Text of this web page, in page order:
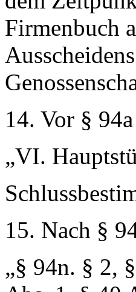
Firmenbuch
14. Vor §
„VI.
15. Nach §
„§ 94n. § 2,